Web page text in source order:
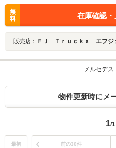
無
料
在庫確認・
販売店： ＦＪ Ｔｒｕｃｋｓ エフジ
メルセデス
物件更新時にメ
1/1
最初 前の30件